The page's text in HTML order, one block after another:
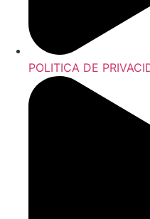
POLITICA DE